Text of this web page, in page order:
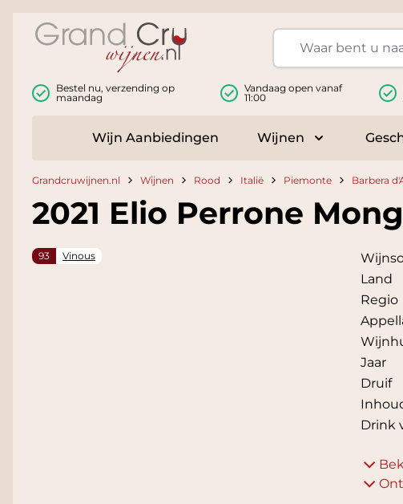
Bestel nu, verzending op
maandag
Vandaag open vanaf
11:00
Wijn Aanbiedingen Wijnen
Toggle
Grandcruwijnen.nl Wijnen Rood Italië Piemonte Barbera
2021 Elio Perrone
93 Vinous
Land
Regio
Jaar
Druif
Drink